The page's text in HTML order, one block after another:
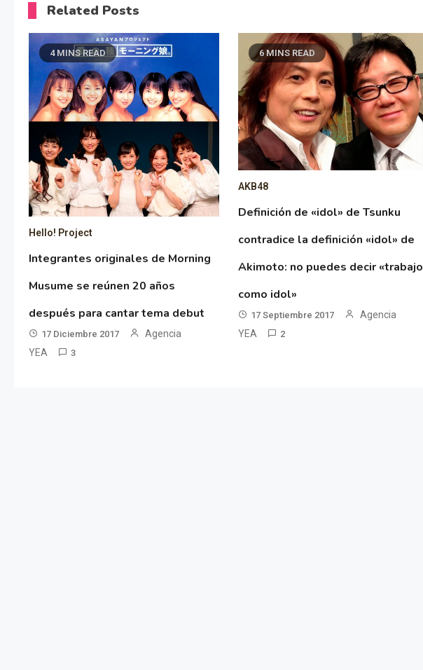
Related Posts
4 MINS READ
Hello! Project
Integrantes originales de Morning
Musume se reúnen 20 años
después para cantar tema debut
17 Diciembre 2017
Agencia
YEA
3
6 MINS READ
AKB48
Definición de «idol» de Tsunku
contradice la definición «idol» de
Akimoto: no puedes decir «trabajo
como idol»
17 Septiembre 2017
Agencia
YEA
2